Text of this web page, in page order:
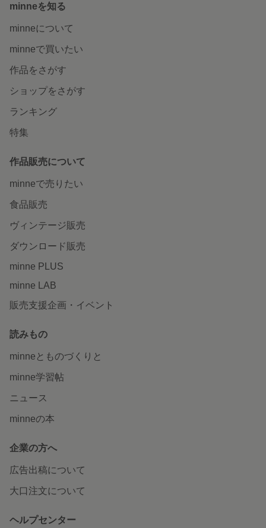
minneを知る
minneについて
minneで買いたい
作品をさがす
ショップをさがす
ランキング
特集
作品販売について
minneで売りたい
食品販売
ヴィンテージ販売
ダウンロード販売
minne PLUS
minne LAB
販売支援企画・イベント
読みもの
minneとものづくりと
minne学習帖
ニュース
minneの本
企業の方へ
広告出稿について
大口注文について
ヘルプセンター